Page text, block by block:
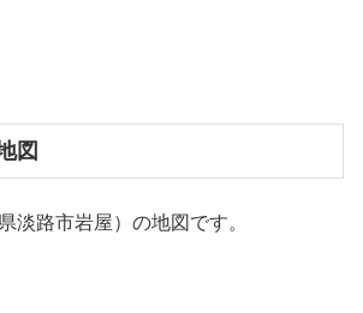
図
淡路市岩屋）の地図です。